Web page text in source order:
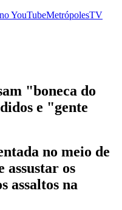
YouTubeMetrópolesTV
"boneca do
e "gente
no meio de
assustar os
assaltos na